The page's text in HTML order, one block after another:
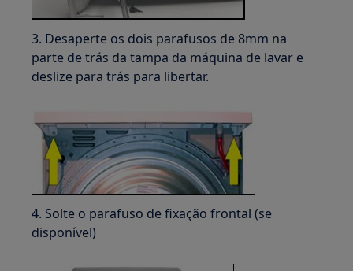
3. Desaperte os dois parafusos de 8mm na
parte de trás da tampa da máquina de lavar e
deslize para trás para libertar.
4. Solte o parafuso de fixação frontal (se
disponível)